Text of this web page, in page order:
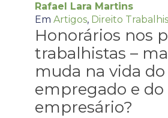
Rafael Lara Martins
Em Artigos, Direito
Honorários nos
trabalhistas –
muda na vida do
empregado e do
empresário?